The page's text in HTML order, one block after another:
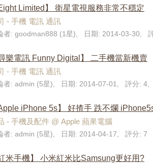
Eight Limited】 衛星電視服務非常不穩定
- 手機 電訊 通訊
者: goodman888 (1星), 日期: 2014-03-30,
尋樂電訊 Funny Digital】 二手機當新機賣
- 手機 電訊 通訊
者: admin (5星), 日期: 2014-07-01, 評分: 4,
Apple iPhone 5s】 好揸手 跌不爛
- 手機及配件 @ Apple 蘋果電腦
者: admin (5星), 日期: 2014-04-17, 評分: 7
紅米手機】 小米紅米比Samsung更好用?